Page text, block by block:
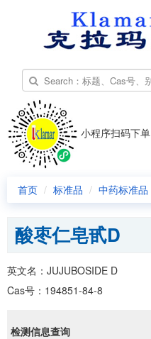
小程序扫码下单
首页 标准品 中药标准品
酸枣仁皂甙D
英文名：JUJUBOSIDE D
Cas号：194851-84-8
检测信息查询